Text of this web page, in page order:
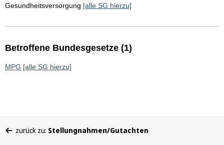
Gesundheitsversorgung [alle SG hierzu]
Betroffene Bundesgesetze (1)
MPG [alle SG hierzu]
befinden
zurück zu: Stellungnahmen/Gutachten